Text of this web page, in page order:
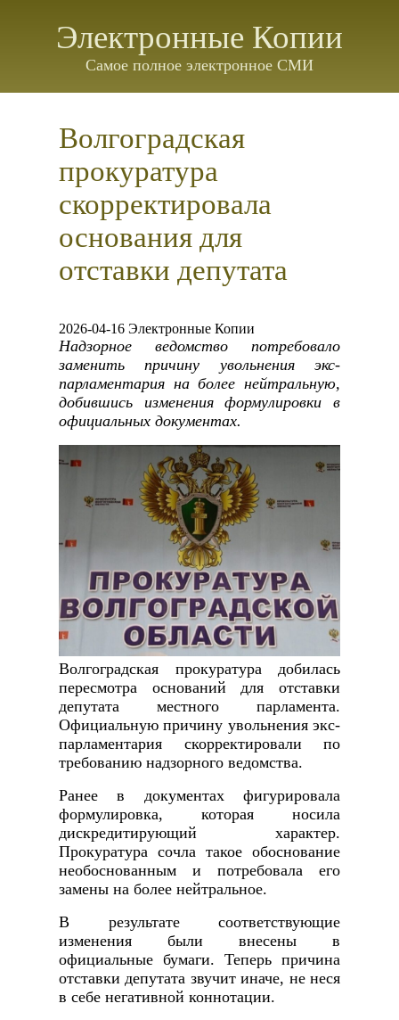
Электронные Копии
Самое полное электронное СМИ
Волгоградская
прокуратура
скорректировала
основания для
отставки депутата
2026-04-16 Электронные Копии
Надзорное ведомство потребовало
заменить причину увольнения экс-
парламентария на более нейтральную,
добившись изменения формулировки в
официальных документах.
Волгоградская прокуратура добилась
пересмотра оснований для отставки
депутата местного парламента.
Официальную причину увольнения экс-
парламентария скорректировали по
требованию надзорного ведомства.
Ранее в документах фигурировала
формулировка, которая носила
дискредитирующий характер.
Прокуратура сочла такое обоснование
необоснованным и потребовала его
замены на более нейтральное.
В результате соответствующие
изменения были внесены в
официальные бумаги. Теперь причина
отставки депутата звучит иначе, не неся
в себе негативной коннотации.